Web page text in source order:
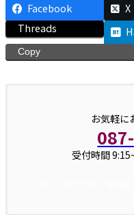
Facebook X
Threads
Copy
お気軽に
受付時間